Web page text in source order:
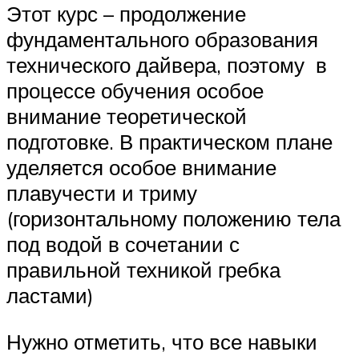
Этот курс – продолжение
фундаментального образования
технического дайвера, поэтому в
процессе обучения особое
внимание теоретической
подготовке. В практическом плане
уделяется особое внимание
плавучести и триму
(горизонтальному положению тела
под водой в сочетании с
правильной техникой гребка
ластами)
Нужно отметить, что все навыки